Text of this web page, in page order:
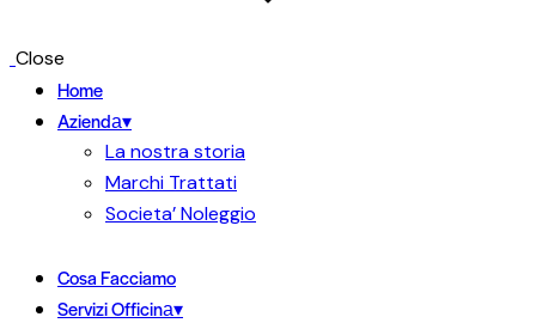
Close
Home
Azienda▾
La nostra storia
Marchi Trattati
Societa’ Noleggio
Cosa Facciamo
Servizi Officina▾